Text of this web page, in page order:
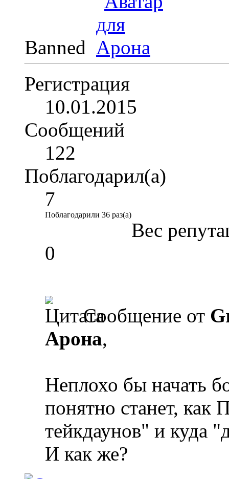
Banned
Регистрация
10.01.2015
Сообщений
122
Поблагодарил(а)
7
Поблагодарили 36 раз(а)
Вес
0
Сообщение от
Арона,
Неплохо бы начать
понятно станет, как
тейкдаунов" и куда
И как же?